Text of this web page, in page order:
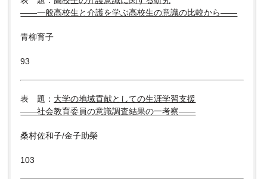
――一般高校生と介護を学ぶ高校生の意識の比較から――
青柳育子
93
表 題： 大学の地域貢献としての生涯学習支援
――社会教育委員の意識調査結果の一考察――
桑村佐和子/金子助榮
103